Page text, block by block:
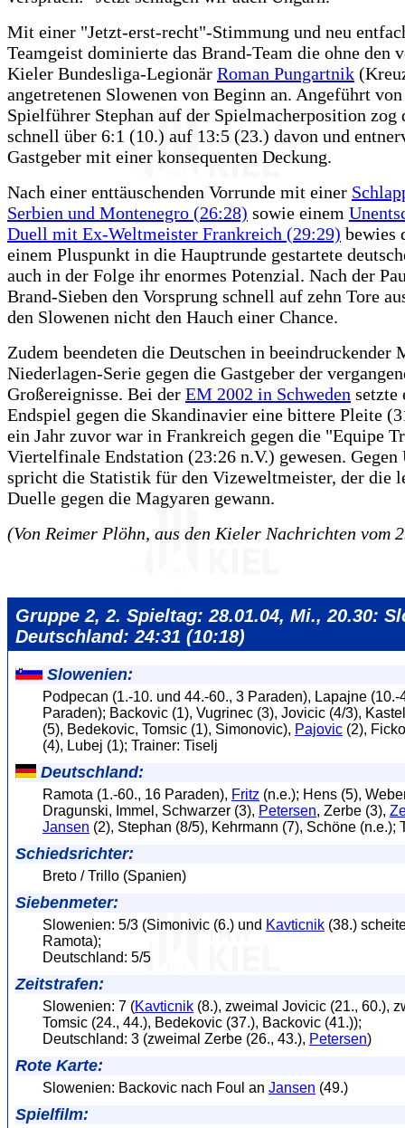
Mit einer "Jetzt-erst-recht"-Stimmung und neu
Teamgeist dominierte das Brand-Team die ohne den
Kieler Bundesliga-Legionär Roman Pungartnik
angetretenen Slowenen von Beginn an. Angeführt
Spielführer Stephan auf der Spielmacherposition zog
schnell über 6:1 (10.) auf 13:5 (23.) davon und
Gastgeber mit einer konsequenten Deckung.
Nach einer enttäuschenden Vorrunde mit einer
Serbien und Montenegro (26:28) sowie einem
Duell mit Ex-Weltmeister Frankreich (29:29) bewies
einem Pluspunkt in die Hauptrunde gestartete
auch in der Folge ihr enormes Potenzial. Nach der
Brand-Sieben den Vorsprung schnell auf zehn Tore
den Slowenen nicht den Hauch einer Chance.
Zudem beendeten die Deutschen in beeindruckender
Niederlagen-Serie gegen die Gastgeber der
Großereignisse. Bei der EM 2002 in Schweden setzte
Endspiel gegen die Skandinavier eine bittere Pleite
ein Jahr zuvor war in Frankreich gegen die "Equipe
Viertelfinale Endstation (23:26 n.V.) gewesen. Gegen
spricht die Statistik für den Vizeweltmeister, der die
Duelle gegen die Magyaren gewann.
(Von Reimer Plöhn, aus den Kieler Nachrichten vom
Gruppe 2, 2. Spieltag: 28.01.04, Mi., 20.30:
Deutschland: 24:31 (10:18)
Slowenien:
Podpecan (1.-10. und 44.-60., 3 Paraden), Lapajne (10.-
Paraden); Backovic (1), Vugrinec (3), Jovicic (4/3),
(5), Bedekovic, Tomsic (1), Simonovic), Pajovic (2),
(4), Lubej (1); Trainer: Tiselj
Deutschland:
Ramota (1.-60., 16 Paraden), Fritz (n.e.); Hens (5),
Dragunski, Immel, Schwarzer (3), Petersen, Zerbe (3),
Jansen (2), Stephan (8/5), Kehrmann (7), Schöne (n.e.);
Schiedsrichter:
Breto / Trillo (Spanien)
Siebenmeter:
Slowenien: 5/3 (Simonivic (6.) und Kavticnik (38.)
Ramota);
Deutschland: 5/5
Zeitstrafen:
Slowenien: 7 (Kavticnik (8.), zweimal Jovicic (21., 60.),
Tomsic (24., 44.), Bedekovic (37.), Backovic (41.));
Deutschland: 3 (zweimal Zerbe (26., 43.), Petersen)
Rote Karte:
Slowenien: Backovic nach Foul an Jansen (49.)
Spielfilm: